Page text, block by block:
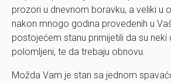
prozori u dnevnom boravku, a veliki u
nakon mnogo godina provedenih u
postojećem stanu primijetili da su neki
polomljeni, te da trebaju obnovu.
Možda Vam je stan sa jednom